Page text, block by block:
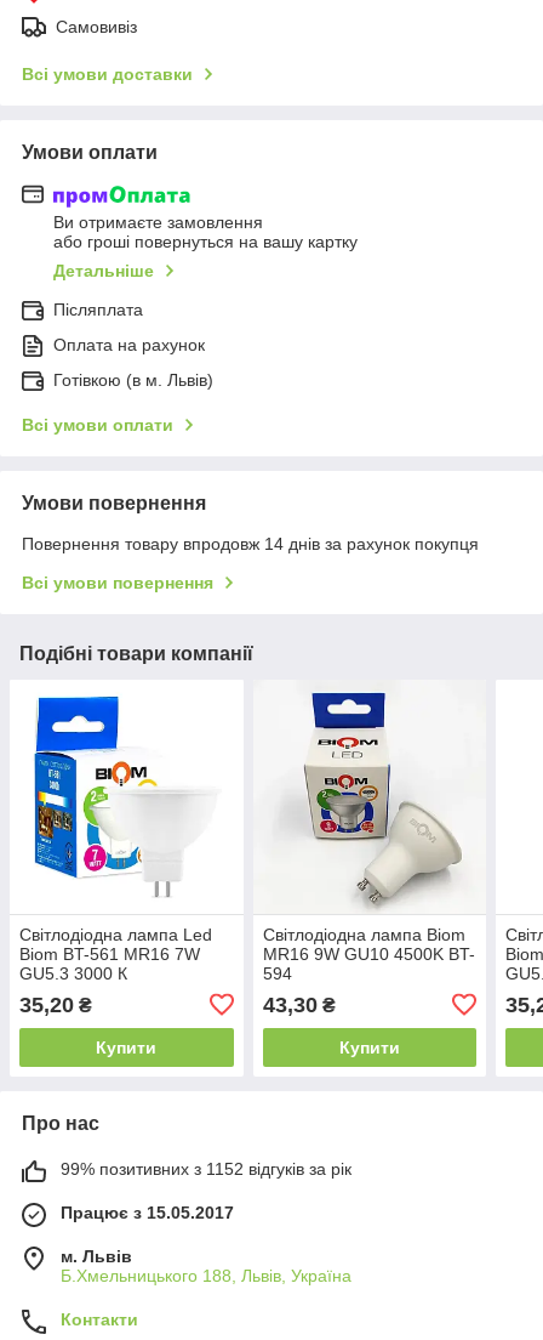
Самовивіз
Всі умови доставки
Умови оплати
Ви отримаєте замовлення
або гроші повернуться на вашу картку
Детальніше
Післяплата
Оплата на рахунок
Готівкою (в м. Львів)
Всі умови оплати
Умови повернення
Повернення товару впродовж 14 днів за рахунок покупця
Всі умови повернення
Подібні товари компанії
Світлодіодна лампа Led
Biom BT-561 MR16 7W
GU5.3 3000 К
35,20 ₴
Купити
Світлодіодна лампа Biom
MR16 9W GU10 4500K BT-
594
43,30₴
Купити
Про нас
99% позитивних з 1152 відгуків за рік
Працює з 15.05.2017
м. Львів
Б.Хмельницького 188, Львів, Україна
Контакти